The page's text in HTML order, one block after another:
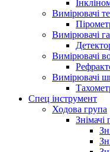
Вимірювачі
Вимірювачі
Вимірювачі
Вимірювачі
Спец інструмент
Ходова група
Знімачі